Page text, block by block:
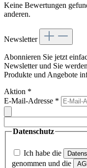
Keine Bewertungen
anderen.
Newsletter
Abonnieren Sie jetzt
Newsletter und Sie
Produkte und Angebote
Aktion *
E-Mail-Adresse *
Datenschutz
Ich habe die
genommen und die